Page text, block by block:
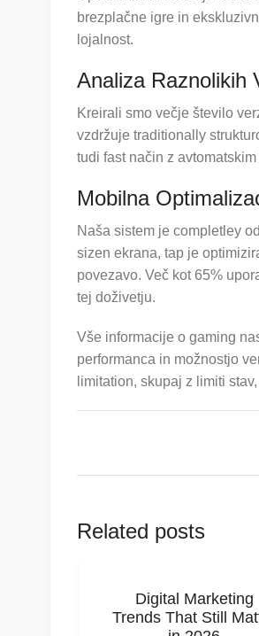
brezplačne igre in
lojalnost.
Analiza Raznolikih
Kreirali smo večje število
vzdržuje traditionally
tudi fast način z
Mobilna
Naša sistem je completley
sizen ekrana, tap je
povezavo. Več kot 65%
tej doživetju.
Vše informacije o gaming
performanca in možnostjo
limitation, skupaj z limiti
Related posts
Digital Marketing
Trends That Still